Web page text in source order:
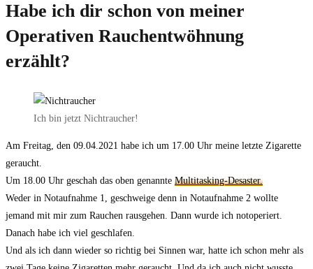
Habe ich dir schon von meiner
Operativen Rauchentwöhnung
erzählt?
Ich bin jetzt Nichtraucher!
Am Freitag, den 09.04.2021 habe ich um 17.00 Uhr meine letzte Zigarette
geraucht.
Um 18.00 Uhr geschah das oben genannte Multitasking-Desaster.
Weder in Notaufnahme 1, geschweige denn in Notaufnahme 2 wollte
jemand mit mir zum Rauchen rausgehen. Dann wurde ich notoperiert.
Danach habe ich viel geschlafen.
Und als ich dann wieder so richtig bei Sinnen war, hatte ich schon mehr als